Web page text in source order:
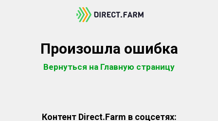
Произошла ошибка
Вернуться на Главную страницу
Контент Direct.Farm в соцсетях: